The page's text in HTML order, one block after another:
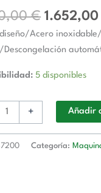
€
2.370,00
Acero
Descongelación
5 disponibles
+ Añadir
Categoría: